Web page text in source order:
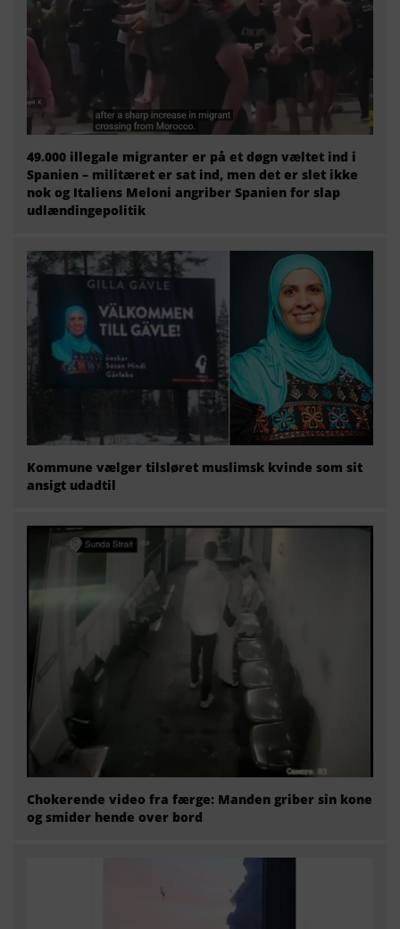
49.000 illegale migranter er på et døgn væltet ind i
Spanien – militæret er sat ind, men det er slet ikke
nok og Italiens Meloni angriber Spanien for slap
udlændingepolitik
Kommune vælger tilsløret muslimsk kvinde som sit
ansigt udadtil
Chokerende video fra færge: Manden griber sin kone
og smider hende over bord